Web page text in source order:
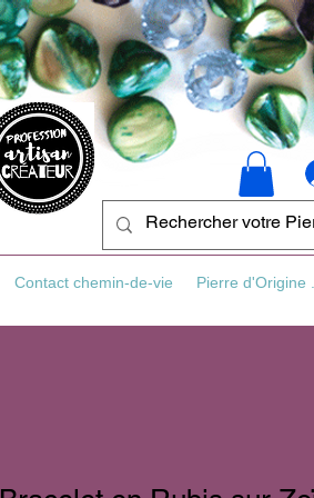
Contact chemin-de-vie Pierre d'Origine ...